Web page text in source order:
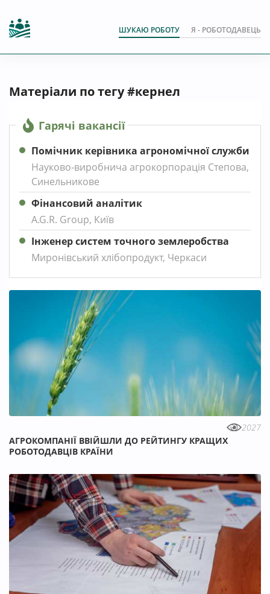
ШУКАЮ РОБОТУ Я - РОБОТОДАВЕЦЬ
Матеріали по тегу #кернел
2027
АГРОКОМПАНІЇ ВВІЙШЛИ ДО РЕЙТИНГУ КРАЩИХ
РОБОТОДАВЦІВ КРАЇНИ
Гарячі вакансії
Помічник керівника агрономічної служби
Науково-виробнича агрокорпорація Степова,
Синельникове
Фінансовий аналітик
A.G.R. Group, Київ
Інженер систем точного землеробства
Миронівський хлібопродукт, Черкаси